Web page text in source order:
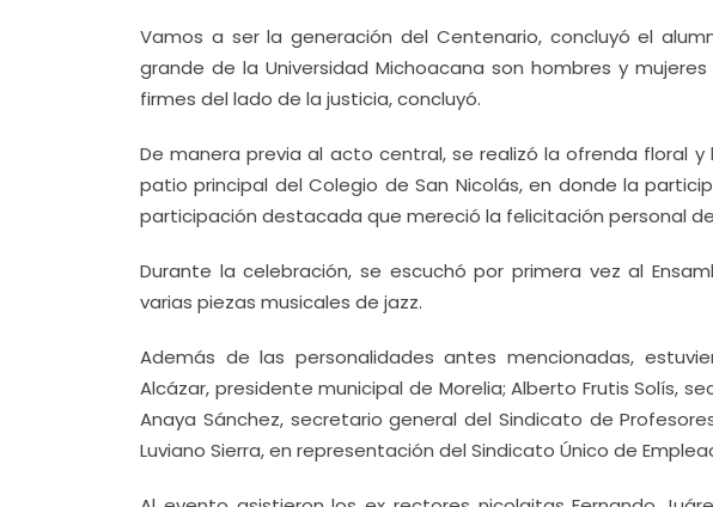
Vamos a ser la generación del Centenario, concluyó el
grande de la Universidad Michoacana son hombres y
firmes del lado de la justicia, concluyó.
De manera previa al acto central, se realizó la ofrenda floral
patio principal del Colegio de San Nicolás, en donde la
participación destacada que mereció la felicitación personal
Durante la celebración, se escuchó por primera vez al
varias piezas musicales de jazz.
Además de las personalidades antes mencionadas,
Alcázar, presidente municipal de Morelia; Alberto Frutis Solís,
Anaya Sánchez, secretario general del Sindicato de
Luviano Sierra, en representación del Sindicato Único de